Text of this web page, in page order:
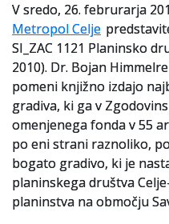
Za ustvarjalce
Strokovna usposabljanja za
Gradivo
Register ustvarjalcev
Arhivske škatle
Projekti
V sredo, 26. februrarja
Metropol Celje
SI_ZAC 1121 Planinsko
2010). Dr. Bojan
pomeni knjižno izdajo
gradiva, ki ga v
omenjenega fonda v 55
po eni strani raznoliko,
bogato gradivo, ki je
planinskega društva
planinstva na območju